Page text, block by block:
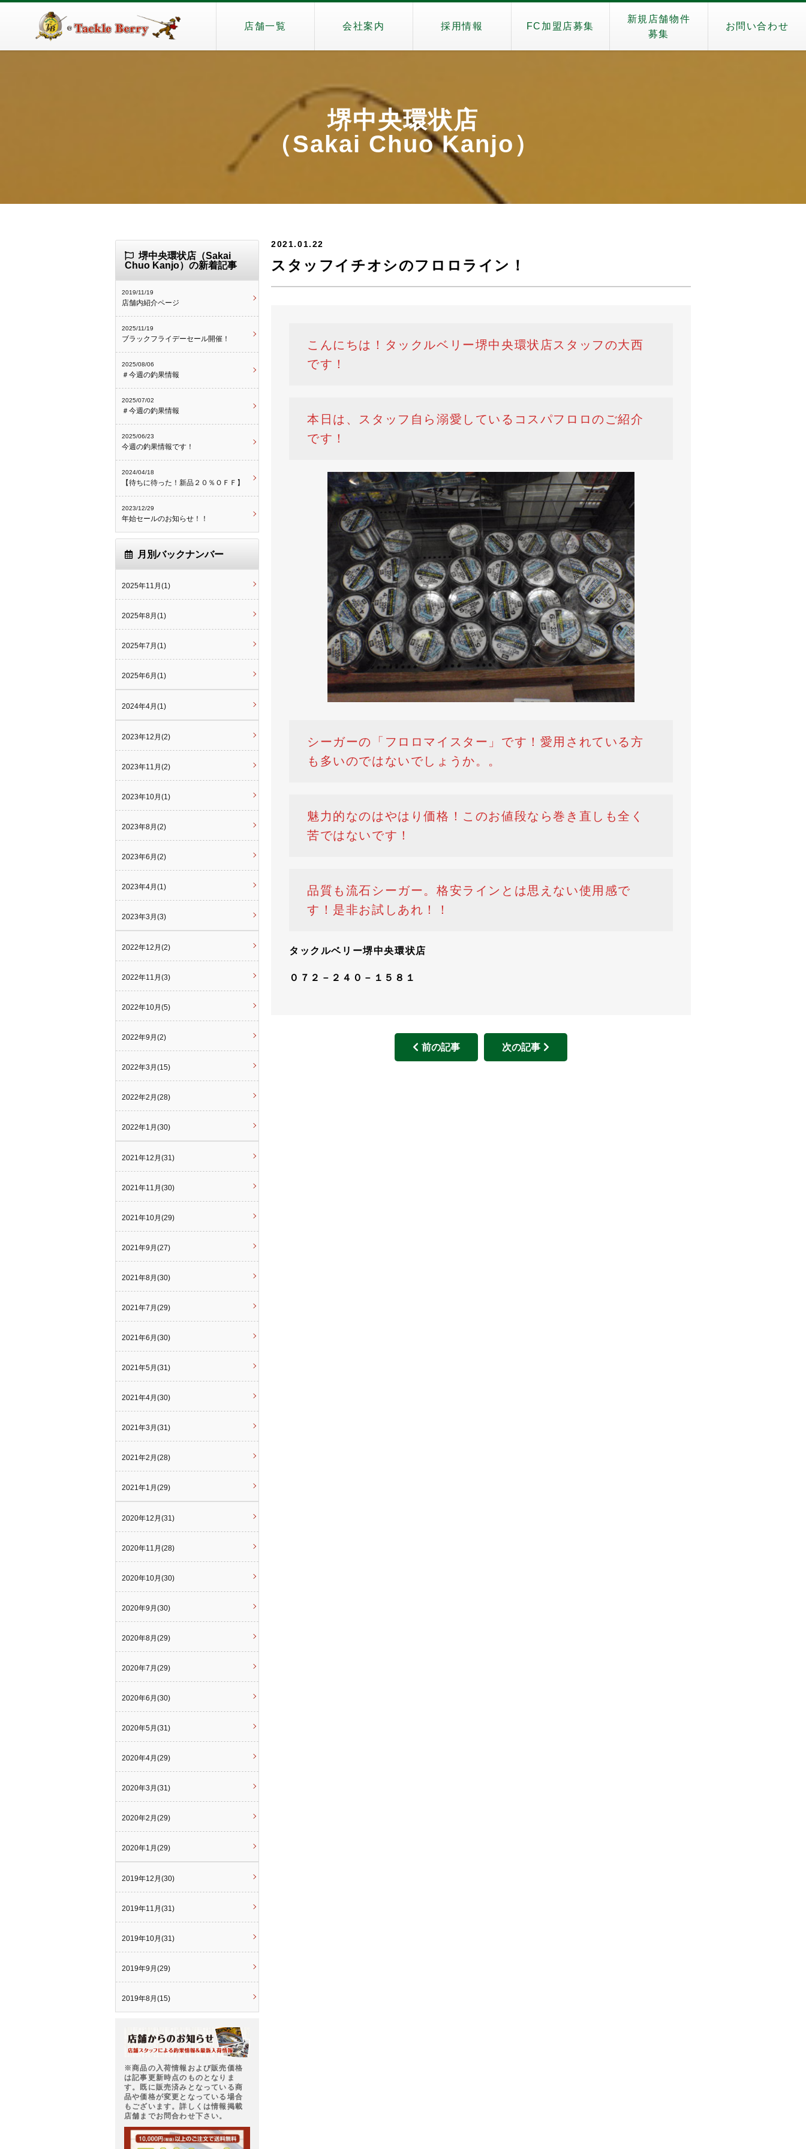
店舗一覧 会社案内 採用情報 FC加盟店募集
新規店舗物件
募集
お問い合わせ
堺中央環状店
（Sakai Chuo Kanjo）
2021.01.22
スタッフイチオシのフロロライン！
こんにちは！タックルベリー堺中央環状店スタッフの大西
です！
本日は、スタッフ自ら溺愛しているコスパフロロのご紹介
です！
シーガーの「フロロマイスター」です！愛用されている方
も多いのではないでしょうか。。
魅力的なのはやはり価格！このお値段なら巻き直しも全く
苦ではないです！
品質も流石シーガー。格安ラインとは思えない使用感で
す！是非お試しあれ！！
タックルベリー堺中央環状店
０７２－２４０－１５８１
前の記事 次の記事
堺中央環状店（Sakai
Chuo Kanjo）の新着記事
2019/11/19
店舗内紹介ページ
2025/11/19
ブラックフライデーセール開催！
2025/08/06
＃今週の釣果情報
2025/07/02
＃今週の釣果情報
2025/06/23
今週の釣果情報です！
2024/04/18
【待ちに待った！新品２０％ＯＦＦ】
2023/12/29
年始セールのお知らせ！！
月別バックナンバー
2025年11月(1)
2025年8月(1)
2025年7月(1)
2025年6月(1)
2024年4月(1)
2023年12月(2)
2023年11月(2)
2023年10月(1)
2023年8月(2)
2023年6月(2)
2023年4月(1)
2023年3月(3)
2022年12月(2)
2022年11月(3)
2022年10月(5)
2022年9月(2)
2022年3月(15)
2022年2月(28)
2022年1月(30)
2021年12月(31)
2021年11月(30)
2021年10月(29)
2021年9月(27)
2021年8月(30)
2021年7月(29)
2021年6月(30)
2021年5月(31)
2021年4月(30)
2021年3月(31)
2021年2月(28)
2021年1月(29)
2020年12月(31)
2020年11月(28)
2020年10月(30)
2020年9月(30)
2020年8月(29)
2020年7月(29)
2020年6月(30)
2020年5月(31)
2020年4月(29)
2020年3月(31)
2020年2月(29)
2020年1月(29)
2019年12月(30)
2019年11月(31)
2019年10月(31)
2019年9月(29)
2019年8月(15)
※商品の入荷情報および販売価格
は記事更新時点のものとなりま
す。既に販売済みとなっている商
品や価格が変更となっている場合
もございます。詳しくは情報掲載
店舗までお問合わせ下さい。